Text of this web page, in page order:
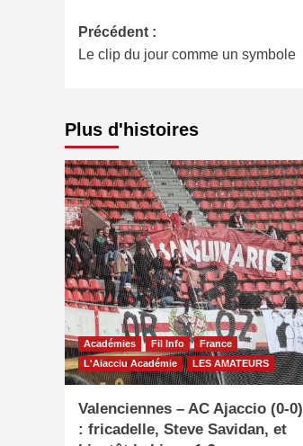
Navigation
d’article
Précédent :
Le clip du jour comme un symbole
Plus d'histoires
Académies Fil Info
France
L'Aiacciu Académie
LES AMATEURS
Valenciennes – AC Ajaccio (0-0)
: fricadelle, Steve Savidan, et